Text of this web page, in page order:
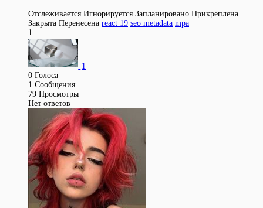
Отслеживается Игнорируется Запланировано Прикреплена
Закрыта Перенесена react 19 seo metadata mpa
1
1
0 Голоса
1 Сообщения
79 Просмотры
Нет ответов